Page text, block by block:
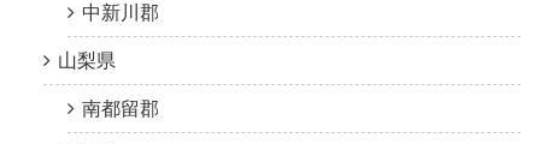
中新川郡
山梨県
南都留郡